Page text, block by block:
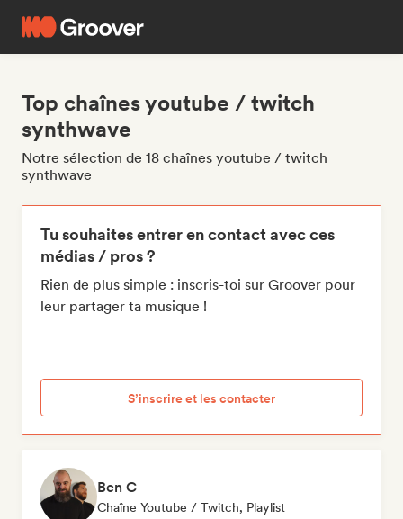
Top chaînes youtube / twitch
synthwave
Notre sélection de 18 chaînes youtube / twitch
synthwave
Tu souhaites entrer en contact avec ces
médias / pros ?
Rien de plus simple : inscris-toi sur Groover pour
leur partager ta musique !
S’inscrire et les contacter
Ben C
Chaîne Youtube / Twitch, Playlist